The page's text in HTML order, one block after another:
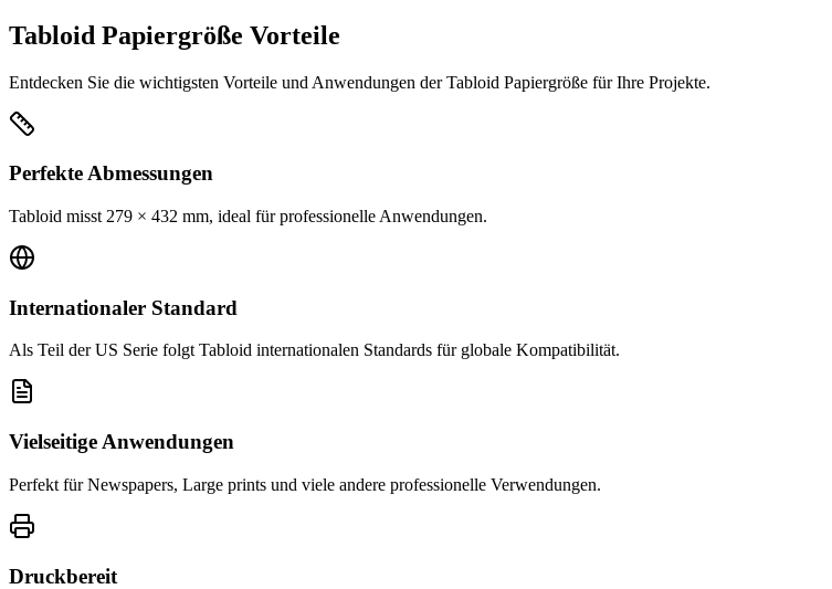
Tabloid Papiergröße Vorteile
Entdecken Sie die wichtigsten Vorteile und Anwendungen der Tabloid Papiergröße für Ihre Projekte.
Perfekte Abmessungen
Tabloid misst 279 × 432 mm, ideal für professionelle Anwendungen.
Internationaler Standard
Als Teil der US Serie folgt Tabloid internationalen Standards für globale Kompatibilität.
Vielseitige Anwendungen
Perfekt für Newspapers, Large prints und viele andere professionelle Verwendungen.
Druckbereit